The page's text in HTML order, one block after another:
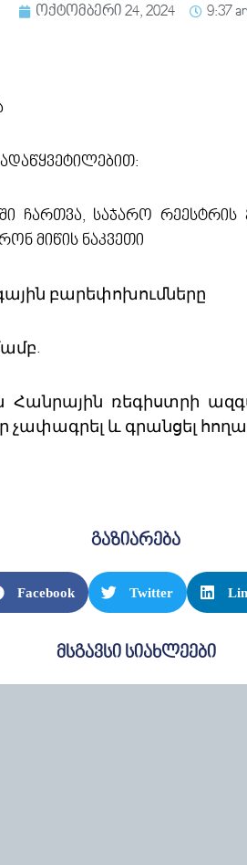
ოქტომბერი 24, 2024 9:37
ჩართვა, საჯარო
მიწის ნაკვეთი
բարեփոխումները
ռեգիստրի
չափագրել և գրանցել
გაზიარება
Facebook Twitter
მსგავსი სიახლეები